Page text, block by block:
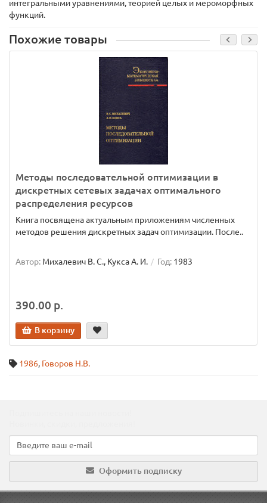
интегральными уравнениями, теорией целых и мероморфных
функций.
Похожие товары
Методы последовательной оптимизации в
дискретных сетевых задачах оптимального
распределения ресурсов
Книга посвящена актуальным приложениям численных
методов решения дискретных задач оптимизации. После..
Автор: Михалевич В. С., Кукса А. И. Год: 1983
390.00 р.
В корзину
1986, Говоров Н.В.
Оформить подписку